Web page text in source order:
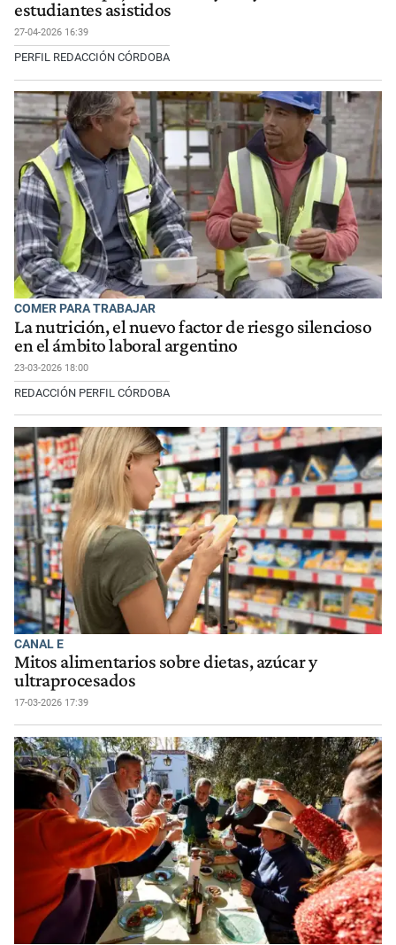
estudiantes asistidos
27-04-2026 16:39
PERFIL REDACCIÓN CÓRDOBA
COMER PARA TRABAJAR
La nutrición, el nuevo factor de riesgo silencioso
en el ámbito laboral argentino
23-03-2026 18:00
REDACCIÓN PERFIL CÓRDOBA
CANAL E
Mitos alimentarios sobre dietas, azúcar y
ultraprocesados
17-03-2026 17:39